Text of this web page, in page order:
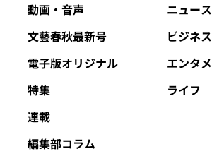
動画・音声
文藝春秋最新号
電子版オリジナル
特集
連載
編集部コラム
ニュース
ビジネス
エンタメ
ライフ